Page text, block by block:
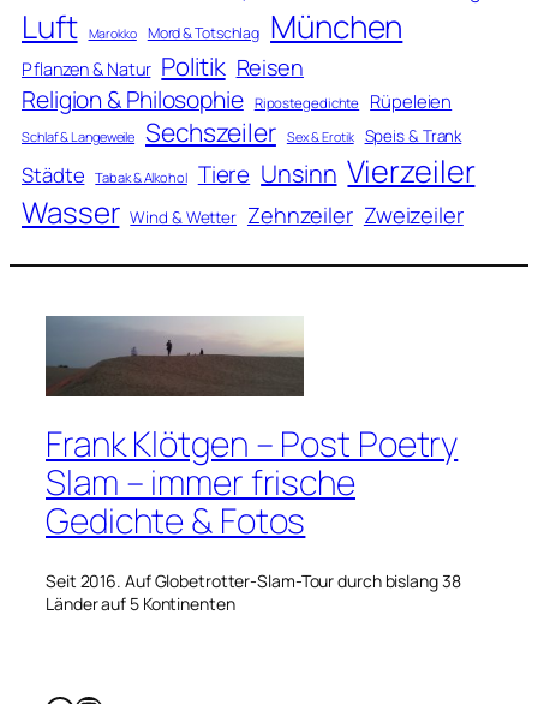
Luft Marokko Mord & Totschlag München
Pflanzen & Natur Politik Reisen
Religion & Philosophie Ripostegedichte Rüpeleien
Schlaf & Langeweile Sechszeiler Sex & Erotik Speis & Trank
Städte Tabak & Alkohol Tiere Unsinn Vierzeiler
Wasser Wind & Wetter Zehnzeiler Zweizeiler
Frank Klötgen – Post Poetry
Slam – immer frische
Gedichte & Fotos
Seit 2016. Auf Globetrotter-Slam-Tour durch bislang 38
Länder auf 5 Kontinenten